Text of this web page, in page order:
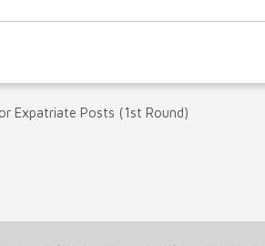
Expatriate Posts (1st Round)